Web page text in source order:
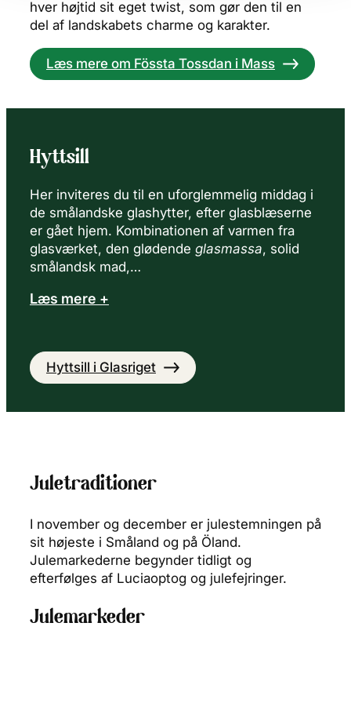
hver højtid sit eget twist, som gør den til en
del af landskabets charme og karakter.
Læs mere om Fössta Tossdan i Mass
Hyttsill
Her inviteres du til en uforglemmelig middag i
de smålandske glashytter, efter glasblæserne
er gået hjem. Kombinationen af varmen fra
glasværket, den glødende glasmassa, solid
smålandsk mad,…
Læs mere +
Hyttsill i Glasriget
Juletraditioner
I november og december er julestemningen på
sit højeste i Småland og på Öland.
Julemarkederne begynder tidligt og
efterfølges af Luciaoptog og julefejringer.
Julemarkeder